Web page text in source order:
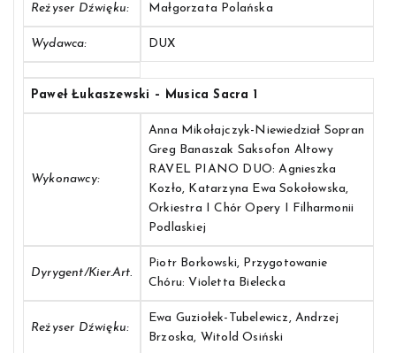
Reżyser Dźwięku: Małgorzata Polańska
Wydawca: DUX
Paweł Łukaszewski – Musica Sacra 1
Wykonawcy:
Anna Mikołajczyk-Niewiedział Sopran
Greg Banaszak Saksofon Altowy
RAVEL PIANO DUO: Agnieszka
Kozło, Katarzyna Ewa Sokołowska,
Orkiestra I Chór Opery I Filharmonii
Podlaskiej
Dyrygent/Kier.art.
Piotr Borkowski, Przygotowanie
Chóru: Violetta Bielecka
Reżyser Dźwięku:
Ewa Guziołek-Tubelewicz, Andrzej
Brzoska, Witold Osiński